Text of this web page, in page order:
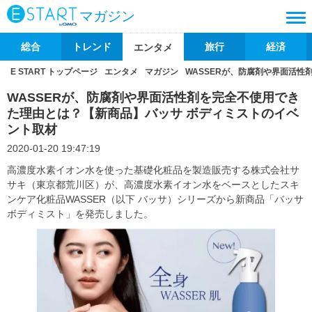
マガジン
総合 トレンド エンタメ 旅行 経済
E START トップページ エンタメ マガジン WASSERが、防腐剤や界面活性
WASSERが、防腐剤や界面活性剤を完全不使用でき
た理由とは？【新商品】バッサ ボディミストのイベ
ント取材
2020-01-20 19:47:19
高濃度水素イオン水を使った基礎化粧品を製造販売する株式会社サ
サキ（東京都荒川区）が、高濃度水素イオン水をベースとしたスキ
ンケア化粧品WASSER（以下 バッサ）シリーズから新商品「バッサ
ボディミスト」を発売しました。